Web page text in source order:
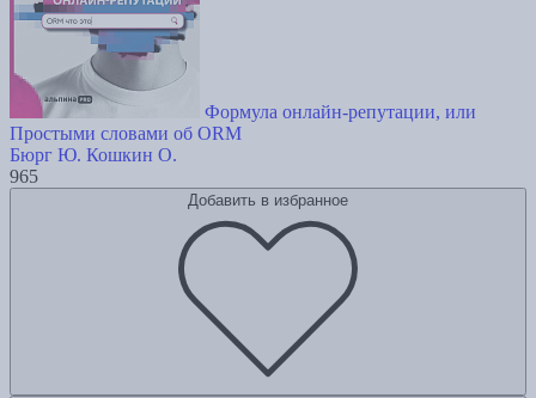
Формула онлайн-репутации, или
Простыми словами об ORM
Бюрг Ю. Кошкин О.
965
Добавить в избранное